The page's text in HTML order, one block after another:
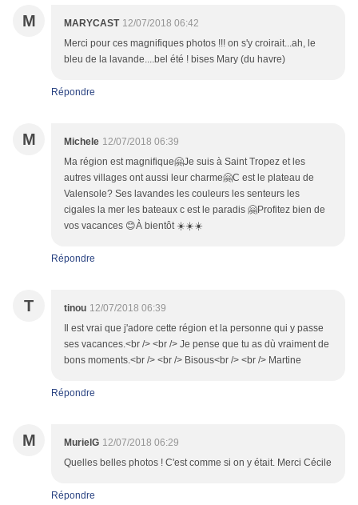
M MARYCAST 12/07/2018 06:42
Merci pour ces magnifiques photos !!! on s'y croirait...ah, le
bleu de la lavande....bel été ! bises Mary (du havre)
Répondre
M Michele 12/07/2018 06:39
Ma région est magnifique🤗Je suis à Saint Tropez et les
autres villages ont aussi leur charme🤗C est le plateau de
Valensole? Ses lavandes les couleurs les senteurs les
cigales la mer les bateaux c est le paradis 🤗Profitez bien de
vos vacances 😊À bientôt ☀️☀️☀️
Répondre
T tinou 12/07/2018 06:39
Il est vrai que j'adore cette région et la personne qui y passe
ses vacances.<br /> <br /> Je pense que tu as dù vraiment de
bons moments.<br /> <br /> Bisous<br /> <br /> Martine
Répondre
M MurielG 12/07/2018 06:29
Quelles belles photos ! C'est comme si on y était. Merci Cécile
Répondre